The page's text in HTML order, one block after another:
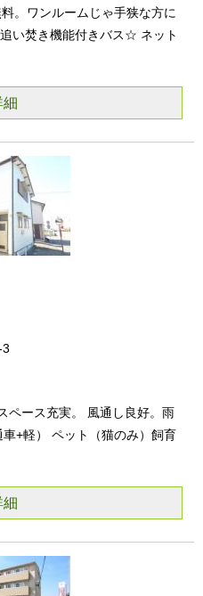
。ワンルームじゃ手狭な方に
い焚き機能付きバス☆ ネット
細
ペース充実。 風通し良好。雨
+軽） ペット（猫のみ）飼育
細